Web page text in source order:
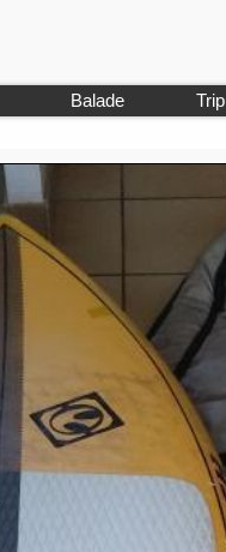
Balade Trip